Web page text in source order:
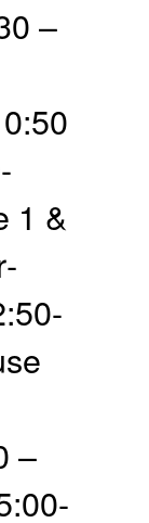
–
1 &
–